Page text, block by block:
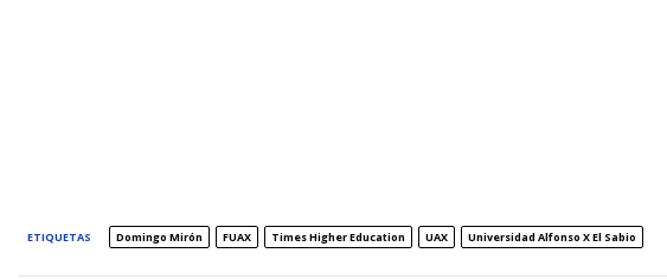
ETIQUETAS Domingo Mirón FUAX Times Higher Education UAX Universidad Alfonso X El Sabio